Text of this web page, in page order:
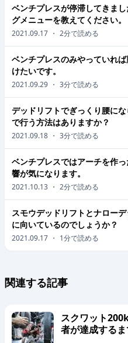
ベンチプレスが停滞してきま
グメニューを教えてください。
2021.09.17 ・ 2分で読める
ベンチプレスのみやっていれ
けたいです。
2021.09.29 ・ 3分で読める
デッドリフトでぎっくり腰に
で行う方法はありますか？
2021.09.18 ・ 3分で読める
ベンチプレスではアーチを作
響が気になります。
2021.10.13 ・ 2分で読める
スモウデッドリフトとナロー
に向いているのでしょうか？
2021.09.17 ・ 1分で読める
関連する記事
スクワット
者が達成する